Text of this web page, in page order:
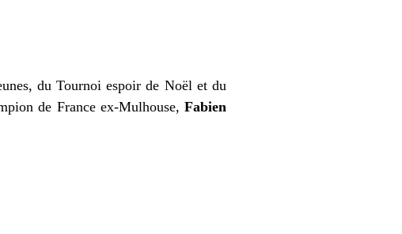
du Tournoi espoir de Noël et du
de France ex-Mulhouse, Fabien